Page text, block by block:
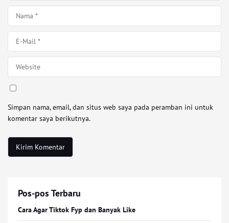
Simpan nama, email, dan situs web saya pada peramban ini untuk
komentar saya berikutnya.
Pos-pos Terbaru
Cara Agar Tiktok Fyp dan Banyak Like